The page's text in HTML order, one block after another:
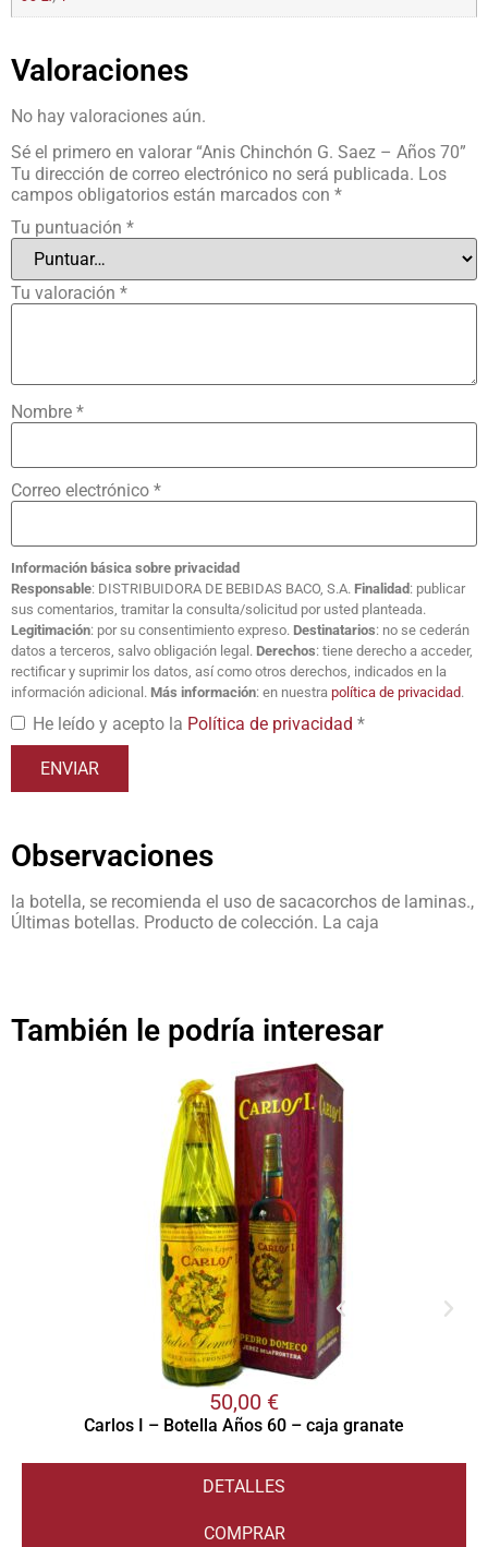
Valoraciones
No hay valoraciones aún.
Sé el primero en valorar “Anis Chinchón G. Saez – Años 70”
Tu dirección de correo electrónico no será publicada. Los
campos obligatorios están marcados con *
Tu puntuación *
Tu valoración *
Nombre *
Correo electrónico *
Información básica sobre privacidad
Responsable: DISTRIBUIDORA DE BEBIDAS BACO, S.A. Finalidad : publicar
sus comentarios, tramitar la consulta/solicitud por usted planteada.
Legitimación: por su consentimiento expreso. Destinatarios: no se cederán
datos a terceros, salvo obligación legal. Derechos: tiene derecho a acceder,
rectificar y suprimir los datos, así como otros derechos, indicados en la
información adicional. Más información: en nuestra política de privacidad.
He leído y acepto la Política de privacidad *
Observaciones
la botella, se recomienda el uso de sacacorchos de laminas.,
Últimas botellas. Producto de colección. La caja
También le podría interesar
50,00 €
Carlos I – Botella Años 60 – caja granate
DETALLES
COMPRAR